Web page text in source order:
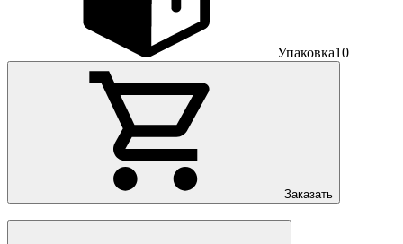
Упаковка10
Заказать